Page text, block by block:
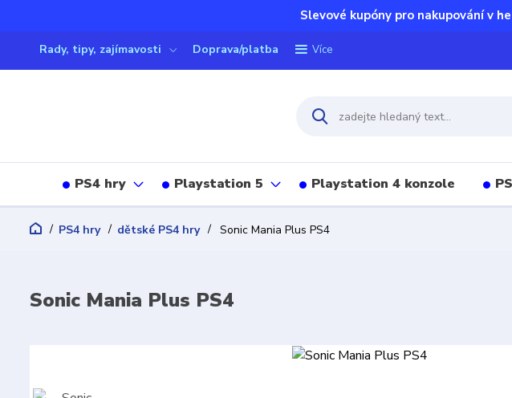
Slevové kupóny pro nakupování v
Rady, tipy, zajímavosti Doprava/platba Více
PS4 hry Playstation 5 Playstation 4 konzole
PS4 hry dětské PS4 hry Sonic Mania Plus PS4
Sonic Mania Plus PS4